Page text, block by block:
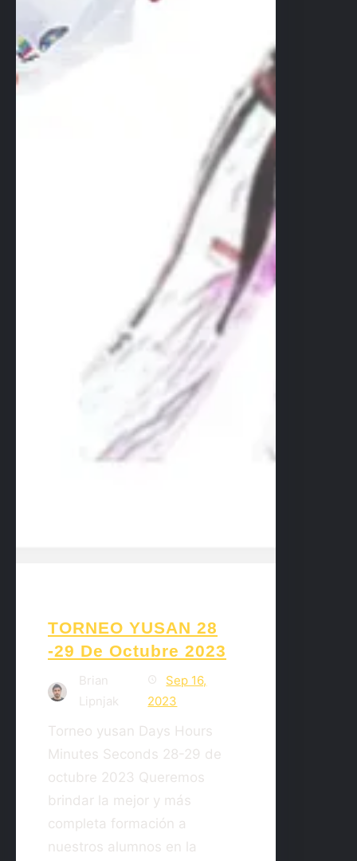
TORNEO YUSAN 28
-29 De Octubre 2023
Brian
Lipnjak
Sep 16,
2023
Torneo yusan Days Hours
Minutes Seconds 28-29 de
octubre 2023 Queremos
brindar la mejor y más
completa formación a
nuestros alumnos en la